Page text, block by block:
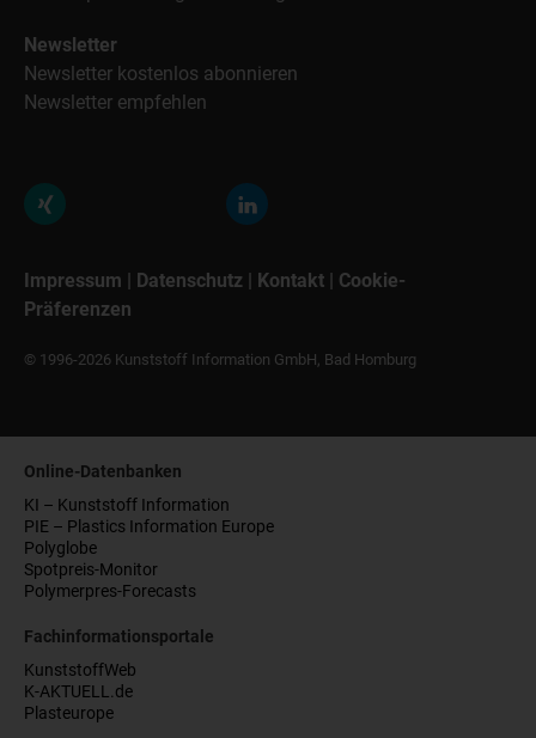
Newsletter
Newsletter kostenlos abonnieren
Newsletter empfehlen
Impressum | Datenschutz | Kontakt | Cookie-
Präferenzen
© 1996-2026 Kunststoff Information GmbH, Bad Homburg
Online-Datenbanken
KI – Kunststoff Information
PIE – Plastics Information Europe
Polyglobe
Spotpreis-Monitor
Polymerpres-Forecasts
Fachinformationsportale
KunststoffWeb
K-AKTUELL.de
Plasteurope